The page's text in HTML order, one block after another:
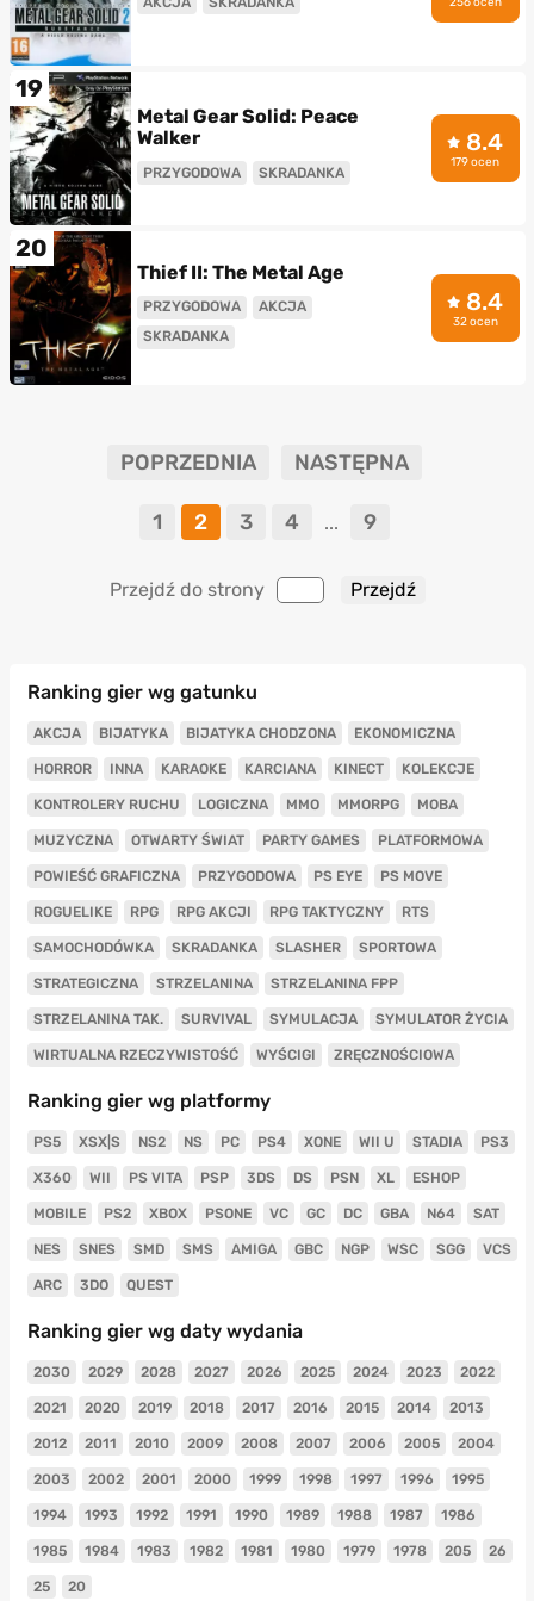
19
Metal Gear Solid: Peace
Walker
PRZYGODOWA SKRADANKA
8.4
179 ocen
20
Thief II: The Metal Age
PRZYGODOWA
AKCJA
SKRADANKA
8.4
32 ocen
POPRZEDNIA NASTĘPNA
1 2 3 4 ... 9
Przejdź do strony
Ranking gier wg gatunku
AKCJA BIJATYKA BIJATYKA CHODZONA EKONOMICZNA
HORROR INNA KARAOKE KARCIANA KINECT KOLEKCJE
KONTROLERY RUCHU LOGICZNA MMO MMORPG MOBA
MUZYCZNA OTWARTY ŚWIAT PARTY GAMES PLATFORMOWA
POWIEŚĆ GRAFICZNA PRZYGODOWA PS EYE PS MOVE
ROGUELIKE RPG RPG AKCJI RPG TAKTYCZNY RTS
SAMOCHODÓWKA SKRADANKA SLASHER SPORTOWA
STRATEGICZNA STRZELANINA STRZELANINA FPP
STRZELANINA TAK. SURVIVAL SYMULACJA SYMULATOR ŻYCIA
WIRTUALNA RZECZYWISTOŚĆ WYŚCIGI ZRĘCZNOŚCIOWA
Ranking gier wg platformy
PS5 XSX|S NS2 NS PC PS4 XONE WII U STADIA PS3
X360 WII PS VITA PSP 3DS DS PSN XL ESHOP
MOBILE PS2 XBOX PSONE VC GC DC GBA N64 SAT
NES SNES SMD SMS AMIGA GBC NGP WSC SGG VCS
ARC 3DO QUEST
Ranking gier wg daty wydania
2030 2029 2028 2027 2026 2025 2024 2023 2022
2021 2020 2019 2018 2017 2016 2015 2014 2013
2012 2011 2010 2009 2008 2007 2006 2005 2004
2003 2002 2001 2000 1999 1998 1997 1996 1995
1994 1993 1992 1991 1990 1989 1988 1987 1986
1985 1984 1983 1982 1981 1980 1979 1978 205 26
25 20